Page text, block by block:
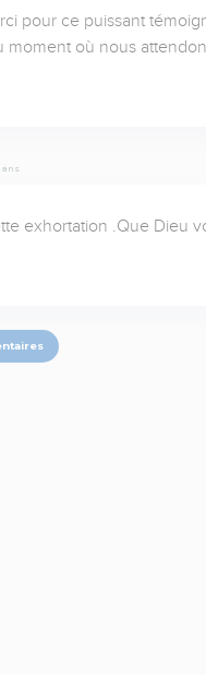
pour ce puissant
moment où nous
ans
exhortation .Que Dieu